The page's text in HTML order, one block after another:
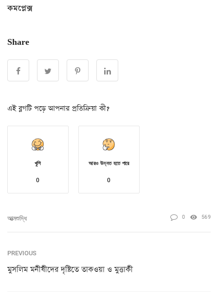
কমপ্লেক্স
Share
এই ব্লগটি পড়ে আপনার প্রতিক্রিয়া কী?
খুশি
0
আরও উন্নত হতে পারে
0
আত্মশুদ্ধি 0 569
PREVIOUS
মুসলিম মনীষীদের দৃষ্টিতে তাকওয়া ও মুত্তাকী